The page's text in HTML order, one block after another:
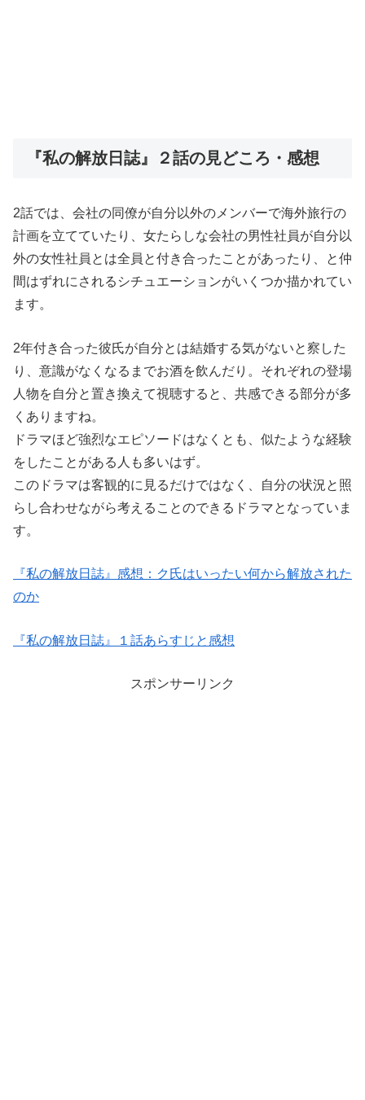
『私の解放日誌』２話の見どころ・感想
2話では、会社の同僚が自分以外のメンバーで海外旅行の
計画を立てていたり、女たらしな会社の男性社員が自分以
外の女性社員とは全員と付き合ったことがあったり、と仲
間はずれにされるシチュエーションがいくつか描かれてい
ます。
2年付き合った彼氏が自分とは結婚する気がないと察した
り、意識がなくなるまでお酒を飲んだり。それぞれの登場
人物を自分と置き換えて視聴すると、共感できる部分が多
くありますね。
ドラマほど強烈なエピソードはなくとも、似たような経験
をしたことがある人も多いはず。
このドラマは客観的に見るだけではなく、自分の状況と照
らし合わせながら考えることのできるドラマとなっていま
す。
『私の解放日誌』感想：ク氏はいったい何から解放された
のか
『私の解放日誌』１話あらすじと感想
スポンサーリンク